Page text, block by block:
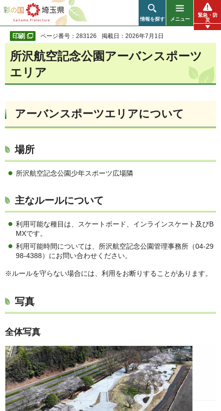
彩の国 埼玉県
情報を探す メニュー
緊急・防
災
ページ番号：283126 掲載日：2026年7月1日
所沢航空記念公園アーバンスポーツ
エリア
アーバンスポーツエリアについて
場所
所沢航空記念公園少年スポーツ広場隣
主なルールについて
利用可能な種目は、スケートボード、インラインスケート及びB
MXです。
利用可能時間については、所沢航空記念公園管理事務所（04-29
98-4388）にお問い合わせください。
※ルールを守らない場合には、利用をお断りすることがあります。
写真
全体写真